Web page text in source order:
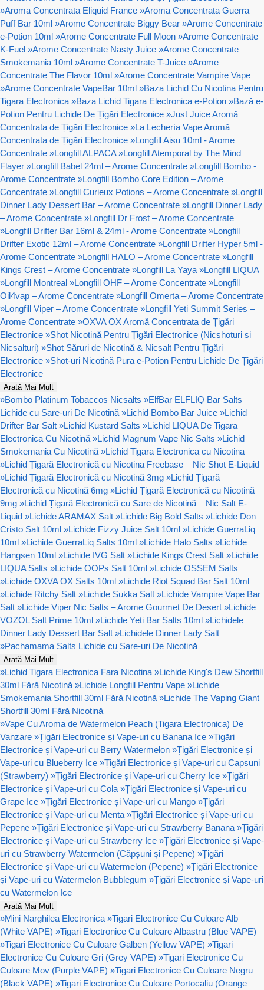
»Aroma Concentrata Eliquid France »Aroma Concentrata Guerra
Puff Bar 10ml »Arome Concentrate Biggy Bear »Arome Concentrate
e-Potion 10ml »Arome Concentrate Full Moon »Arome Concentrate
K-Fuel »Arome Concentrate Nasty Juice »Arome Concentrate
Smokemania 10ml »Arome Concentrate T-Juice »Arome
Concentrate The Flavor 10ml »Arome Concentrate Vampire Vape
»Arome Concentrate VapeBar 10ml »Baza Lichid Cu Nicotina Pentru
Tigara Electronica »Baza Lichid Tigara Electronica e-Potion »Bază e-
Potion Pentru Lichide De Țigări Electronice »Just Juice Aromă
Concentrata de Țigări Electronice »La Lechería Vape Aromă
Concentrata de Țigări Electronice »Longfill Aisu 10ml - Arome
Concentrate »Longfill ALPACA »Longfill Atemporal by The Mind
Flayer »Longfill Babel 24ml – Arome Concentrate »Longfill Bombo -
Arome Concentrate »Longfill Bombo Core Edition – Arome
Concentrate »Longfill Curieux Potions – Arome Concentrate »Longfill
Dinner Lady Dessert Bar – Arome Concentrate »Longfill Dinner Lady
– Arome Concentrate »Longfill Dr Frost – Arome Concentrate
»Longfill Drifter Bar 16ml & 24ml - Arome Concentrate »Longfill
Drifter Exotic 12ml – Arome Concentrate »Longfill Drifter Hyper 5ml -
Arome Concentrate »Longfill HALO – Arome Concentrate »Longfill
Kings Crest – Arome Concentrate »Longfill La Yaya »Longfill LIQUA
»Longfill Montreal »Longfill OHF – Arome Concentrate »Longfill
Oil4vap – Arome Concentrate »Longfill Omerta – Arome Concentrate
»Longfill Viper – Arome Concentrate »Longfill Yeti Summit Series –
Arome Concentrate »OXVA OX Aromă Concentrata de Țigări
Electronice »Shot Nicotină Pentru Țigări Electronice (Nicshoturi si
Nicsalturi) »Shot Săruri de Nicotină & Nicsalt Pentru Țigări
Electronice »Shot-uri Nicotină Pura e-Potion Pentru Lichide De Țigări
Electronice
Arată Mai Mult
»Bombo Platinum Tobaccos Nicsalts »ElfBar ELFLIQ Bar Salts
Lichide cu Sare-uri De Nicotină »Lichid Bombo Bar Juice »Lichid
Drifter Bar Salt »Lichid Kustard Salts »Lichid LIQUA De Tigara
Electronica Cu Nicotină »Lichid Magnum Vape Nic Salts »Lichid
Smokemania Cu Nicotină »Lichid Tigara Electronica cu Nicotina
»Lichid Țigară Electronică cu Nicotina Freebase – Nic Shot E-Liquid
»Lichid Țigară Electronică cu Nicotină 3mg »Lichid Țigară
Electronică cu Nicotină 6mg »Lichid Țigară Electronică cu Nicotină
9mg »Lichid Țigară Electronică cu Sare de Nicotină – Nic Salt E-
Liquid »Lichide ARAMAX Salt »Lichide Big Bold Salts »Lichide Don
Cristo Salt 10ml »Lichide Fizzy Juice Salt 10ml »Lichide GuerraLiq
10ml »Lichide GuerraLiq Salts 10ml »Lichide Halo Salts »Lichide
Hangsen 10ml »Lichide IVG Salt »Lichide Kings Crest Salt »Lichide
LIQUA Salts »Lichide OOPs Salt 10ml »Lichide OSSEM Salts
»Lichide OXVA OX Salts 10ml »Lichide Riot Squad Bar Salt 10ml
»Lichide Ritchy Salt »Lichide Sukka Salt »Lichide Vampire Vape Bar
Salt »Lichide Viper Nic Salts – Arome Gourmet De Desert »Lichide
VOZOL Salt Prime 10ml »Lichide Yeti Bar Salts 10ml »Lichidele
Dinner Lady Dessert Bar Salt »Lichidele Dinner Lady Salt
»Pachamama Salts Lichide cu Sare-uri De Nicotină
Arată Mai Mult
»Lichid Tigara Electronica Fara Nicotina »Lichide King's Dew Shortfill
30ml Fără Nicotină »Lichide Longfill Pentru Vape »Lichide
Smokemania Shortfill 30ml Fără Nicotină »Lichide The Vaping Giant
Shortfill 30ml Fără Nicotină
»Vape Cu Aroma de Watermelon Peach (Tigara Electronica) De
Vanzare »Țigări Electronice și Vape-uri cu Banana Ice »Țigări
Electronice și Vape-uri cu Berry Watermelon »Țigări Electronice și
Vape-uri cu Blueberry Ice »Țigări Electronice și Vape-uri cu Capsuni
(Strawberry) »Țigări Electronice și Vape-uri cu Cherry Ice »Țigări
Electronice și Vape-uri cu Cola »Țigări Electronice și Vape-uri cu
Grape Ice »Țigări Electronice și Vape-uri cu Mango »Țigări
Electronice și Vape-uri cu Menta »Țigări Electronice și Vape-uri cu
Pepene »Țigări Electronice și Vape-uri cu Strawberry Banana »Țigări
Electronice și Vape-uri cu Strawberry Ice »Țigări Electronice și Vape-
uri cu Strawberry Watermelon (Căpșuni și Pepene) »Țigări
Electronice și Vape-uri cu Watermelon (Pepene) »Țigări Electronice
și Vape-uri cu Watermelon Bubblegum »Țigări Electronice și Vape-uri
cu Watermelon Ice
Arată Mai Mult
»Mini Narghilea Electronica »Tigari Electronice Cu Culoare Alb
(White VAPE) »Tigari Electronice Cu Culoare Albastru (Blue VAPE)
»Tigari Electronice Cu Culoare Galben (Yellow VAPE) »Tigari
Electronice Cu Culoare Gri (Grey VAPE) »Tigari Electronice Cu
Culoare Mov (Purple VAPE) »Tigari Electronice Cu Culoare Negru
(Black VAPE) »Tigari Electronice Cu Culoare Portocaliu (Orange